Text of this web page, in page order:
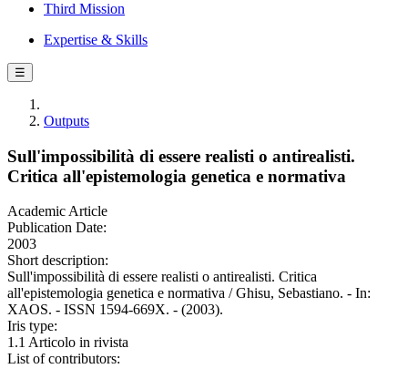
Third Mission
Expertise & Skills
☰
Outputs
Sull'impossibilità di essere realisti o antirealisti.
Critica all'epistemologia genetica e normativa
Academic Article
Publication Date:
2003
Short description:
Sull'impossibilità di essere realisti o antirealisti. Critica
all'epistemologia genetica e normativa / Ghisu, Sebastiano. - In:
XAOS. - ISSN 1594-669X. - (2003).
Iris type:
1.1 Articolo in rivista
List of contributors: